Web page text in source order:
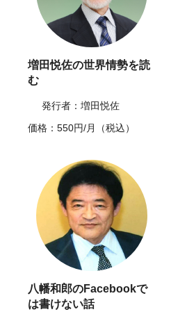
増田悦佐の世界情勢を読
む
発行者：増田悦佐
価格：550円/月（税込）
八幡和郎のFacebookで
は書けない話